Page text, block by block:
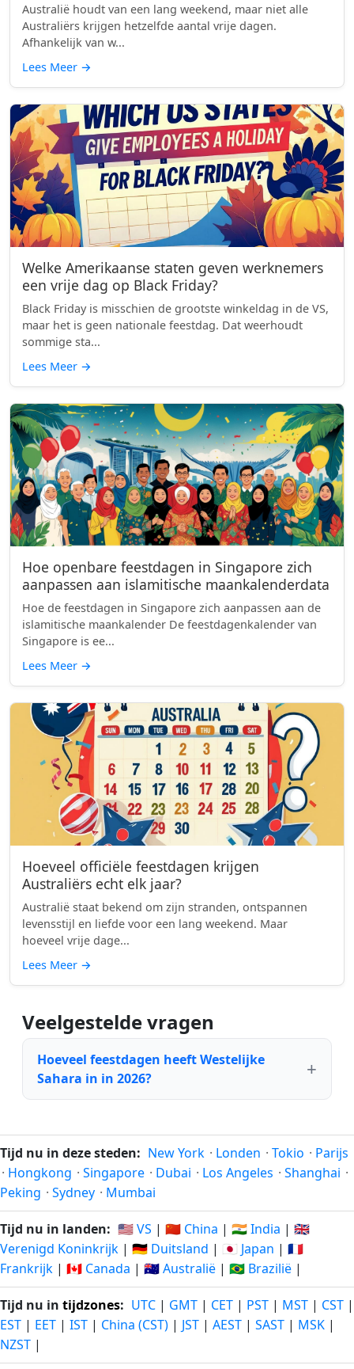
Australië houdt van een lang weekend, maar niet alle
Australiërs krijgen hetzelfde aantal vrije dagen.
Afhankelijk van w...
Lees Meer →
Welke Amerikaanse staten geven werknemers
een vrije dag op Black Friday?
Black Friday is misschien de grootste winkeldag in de VS,
maar het is geen nationale feestdag. Dat weerhoudt
sommige sta...
Lees Meer →
Hoe openbare feestdagen in Singapore zich
aanpassen aan islamitische maankalenderdata
Hoe de feestdagen in Singapore zich aanpassen aan de
islamitische maankalender De feestdagenkalender van
Singapore is ee...
Lees Meer →
Hoeveel officiële feestdagen krijgen
Australiërs echt elk jaar?
Australië staat bekend om zijn stranden, ontspannen
levensstijl en liefde voor een lang weekend. Maar
hoeveel vrije dage...
Lees Meer →
Veelgestelde vragen
Hoeveel feestdagen heeft Westelijke
Sahara in in 2026?
Tijd nu in deze steden: New York · Londen · Tokio · Parijs
· Hongkong · Singapore · Dubai · Los Angeles · Shanghai ·
Peking · Sydney · Mumbai
Tijd nu in landen: 🇺🇸 VS | 🇨🇳 China | 🇮🇳 India | 🇬🇧
Verenigd Koninkrijk | 🇩🇪 Duitsland | 🇯🇵 Japan | 🇫🇷
Frankrijk | 🇨🇦 Canada | 🇦🇺 Australië | 🇧🇷 Brazilië |
Tijd nu in tijdzones: UTC | GMT | CET | PST | MST | CST |
EST | EET | IST | China (CST) | JST | AEST | SAST | MSK |
NZST |